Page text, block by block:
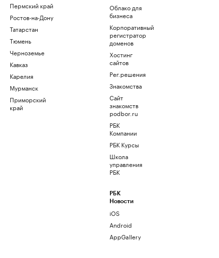
Пермский край
Ростов-на-Дону
Татарстан
Тюмень
Черноземье
Кавказ
Карелия
Мурманск
Приморский
край
Облако для
бизнеса
Корпоративный
регистратор
доменов
Хостинг
сайтов
Рег.решения
Знакомства
Сайт
знакомств
podbor.ru
РБК
Компании
РБК Курсы
Школа
управления
РБК
РБК
Новости
iOS
Android
AppGallery